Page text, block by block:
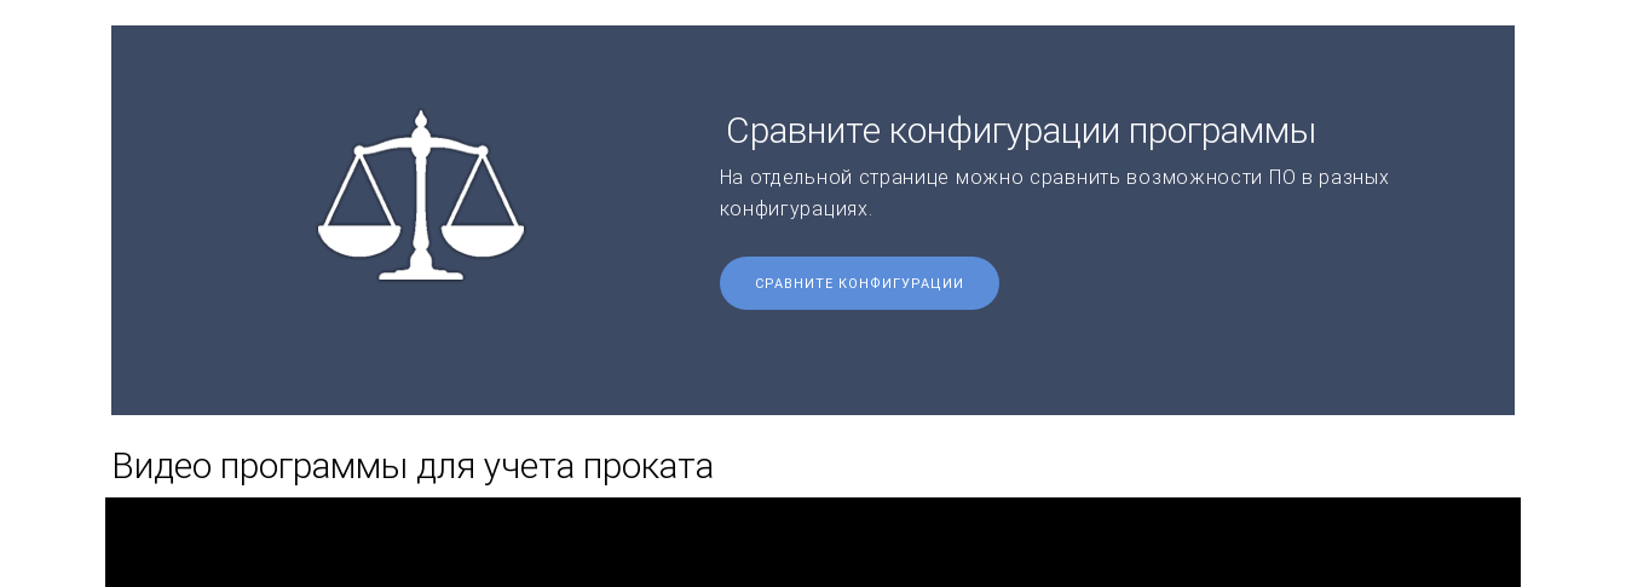
Сравните конфигурации программы
На отдельной странице можно сравнить возможности ПО в разных
конфигурациях.
СРАВНИТЕ КОНФИГУРАЦИИ
Видео программы для учета проката